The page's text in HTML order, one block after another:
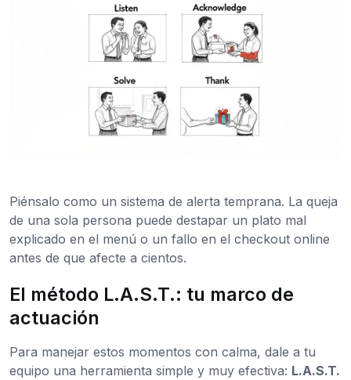
Piénsalo como un sistema de alerta temprana. La queja
de una sola persona puede destapar un plato mal
explicado en el menú o un fallo en el checkout online
antes de que afecte a cientos.
El método L.A.S.T.: tu marco de
actuación
Para manejar estos momentos con calma, dale a tu
equipo una herramienta simple y muy efectiva: L.A.S.T.